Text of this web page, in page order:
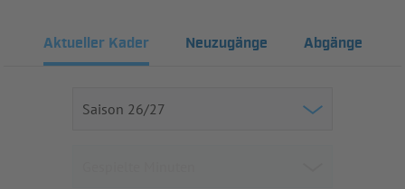
Aktueller Kader Neuzugänge Abgänge